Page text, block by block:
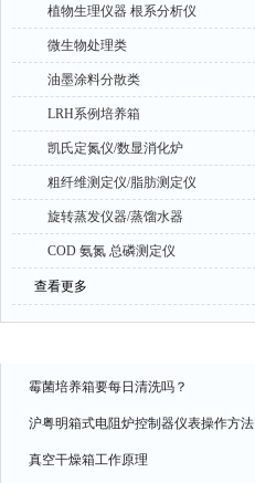
植物生理仪器 根系分析仪
微生物处理类
油墨涂料分散类
LRH系例培养箱
凯氏定氮仪/数显消化炉
粗纤维测定仪/脂肪测定仪
旋转蒸发仪器/蒸馏水器
COD 氨氮 总磷测定仪
查看更多
霉菌培养箱要每日清洗吗？
沪粤明箱式电阻炉控制器仪表操作方法
真空干燥箱工作原理